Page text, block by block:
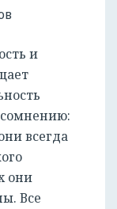
и
всегда
они
Все